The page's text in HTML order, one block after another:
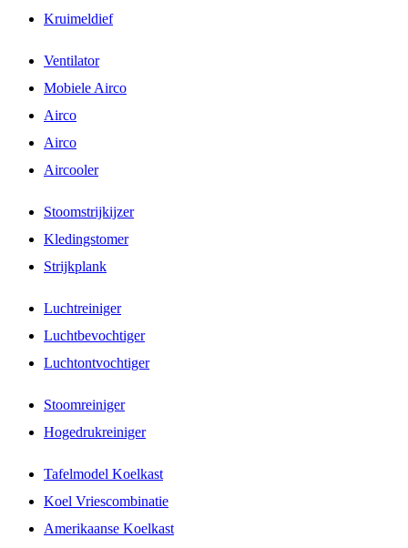
Kruimeldief
Ventilator
Mobiele Airco
Airco
Airco
Aircooler
Stoomstrijkijzer
Kledingstomer
Strijkplank
Luchtreiniger
Luchtbevochtiger
Luchtontvochtiger
Stoomreiniger
Hogedrukreiniger
Tafelmodel Koelkast
Koel Vriescombinatie
Amerikaanse Koelkast